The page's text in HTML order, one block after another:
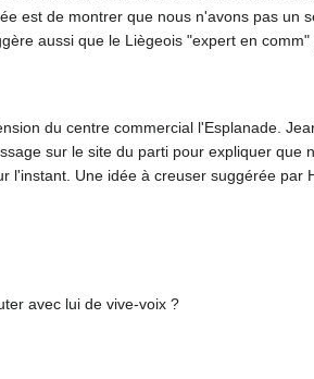
est de montrer que nous n'avons pas un
aussi que le Liègeois "expert en comm"
du centre commercial l'Esplanade.
sur le site du parti pour expliquer que
Une idée à creuser suggérée par
avec lui de vive-voix ?